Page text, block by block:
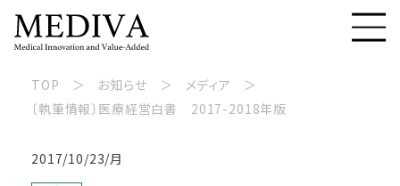
TOP お知らせ
メディア
〔執筆情報〕医療経営白書 2017-2018年版
2017/10/23/月